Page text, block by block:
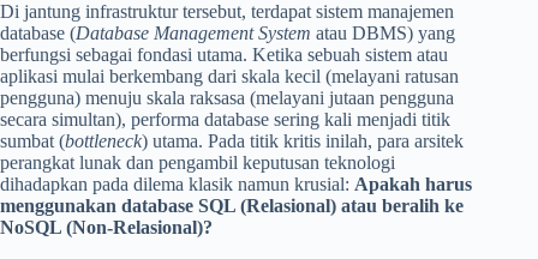
Di jantung infrastruktur tersebut, terdapat sistem manajemen
database (Database Management System atau DBMS) yang
berfungsi sebagai fondasi utama. Ketika sebuah sistem atau
aplikasi mulai berkembang dari skala kecil (melayani ratusan
pengguna) menuju skala raksasa (melayani jutaan pengguna
secara simultan), performa database sering kali menjadi titik
sumbat (bottleneck) utama. Pada titik kritis inilah, para arsitek
perangkat lunak dan pengambil keputusan teknologi
dihadapkan pada dilema klasik namun krusial: Apakah harus
menggunakan database SQL (Relasional) atau beralih ke
NoSQL (Non-Relasional)?